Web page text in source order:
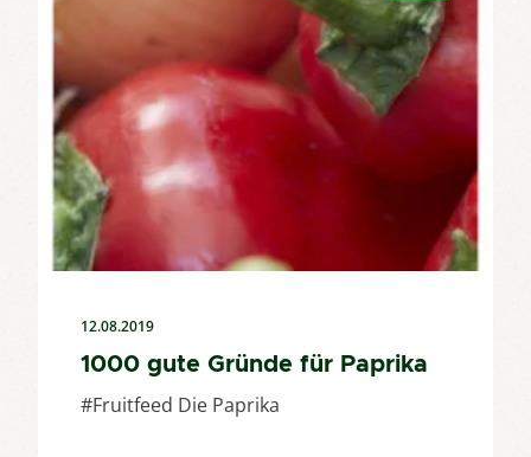
12.08.2019
1000 gute Gründe für Paprika
#Fruitfeed Die Paprika